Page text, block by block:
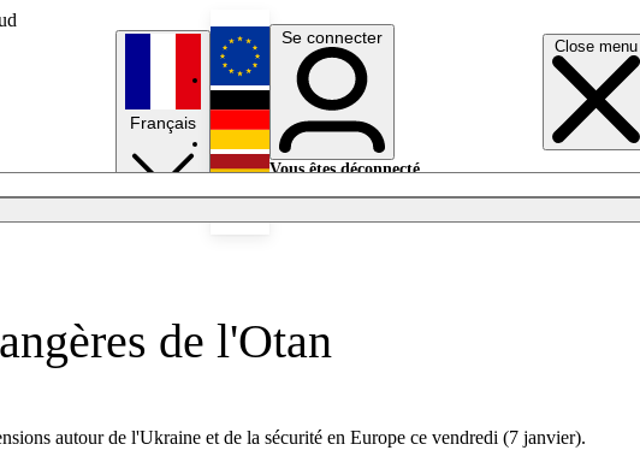
Close menu
Français
English
Deutsch
Se connecter
Vous êtes déconnecté.
de l'Otan
autour de l'Ukraine et de la sécurité en Europe ce vendredi (7 janvier).